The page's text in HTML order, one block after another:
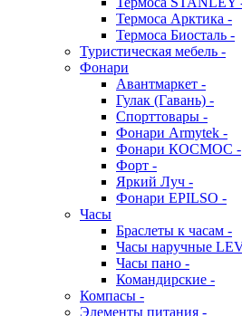
Термоса Арктика -
Термоса Биосталь -
Туристическая мебель -
Фонари
Авантмаркет -
Гулак (Гавань) -
Спорттовары -
Фонари Armytek -
Фонари КОСМОС -
Форт -
Яркий Луч -
Фонари EPILSO -
Часы
Браслеты к часам -
Часы наручные
Часы пано -
Командирские -
Компасы -
Элементы питания -